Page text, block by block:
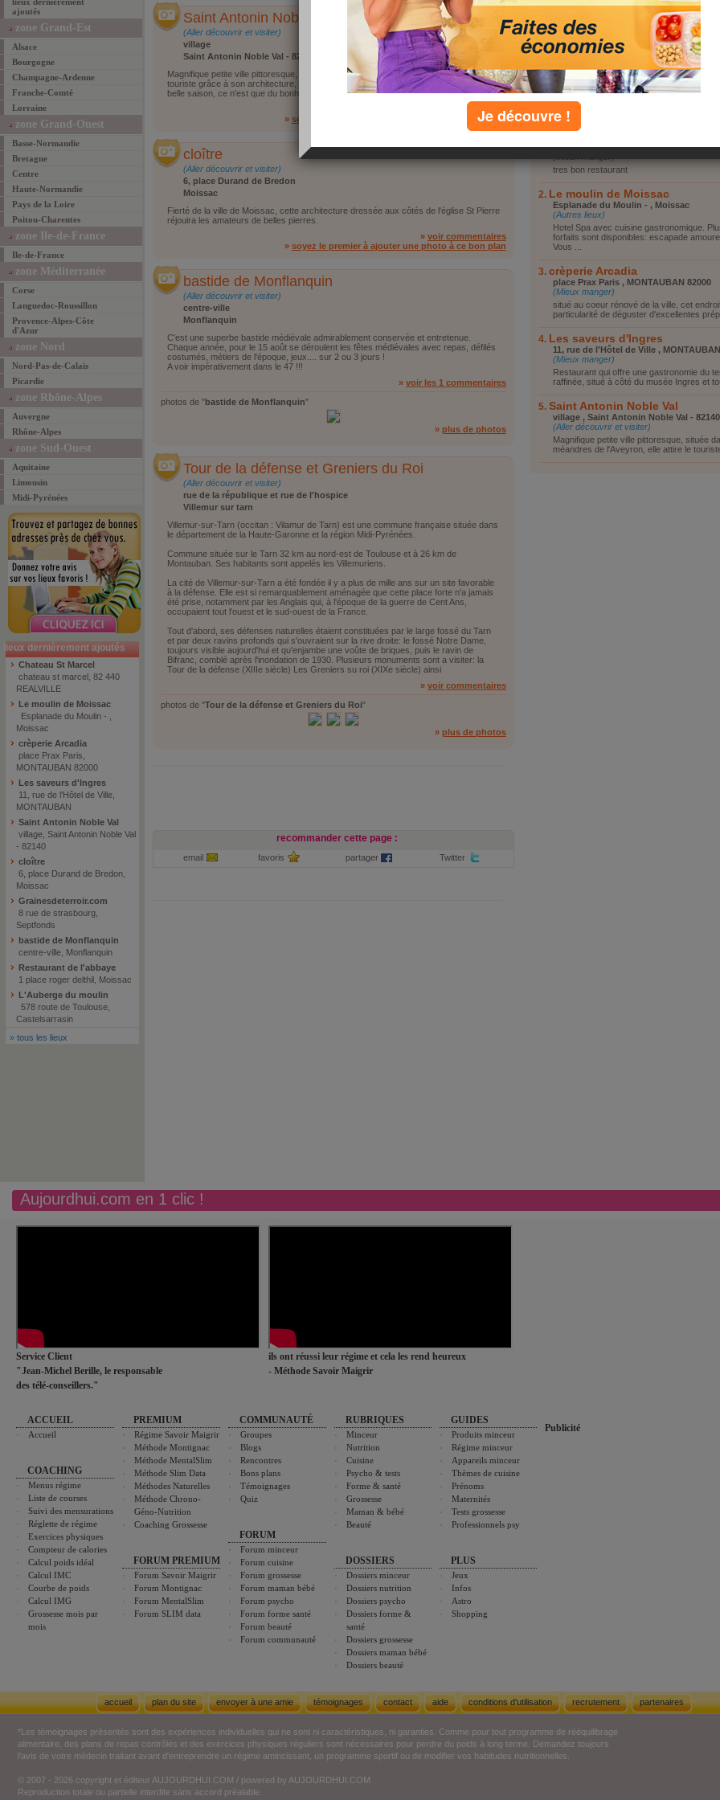
ajoutés
zone Grand-Est
Alsace
Bourgogne
Champagne-Ardenne
Franche-Comté
Lorraine
zone Grand-Ouest
Basse-Normandie
Bretagne
Centre
Haute-Normandie
Pays de la Loire
Poitou-Charentes
zone Ile-de-France
Ile-de-France
zone Méditerranée
Corse
Languedoc-Roussillon
Provence-Alpes-Côte
d'Azur
zone Nord
Nord-Pas-de-Calais
Picardie
zone Rhône-Alpes
Auvergne
Rhône-Alpes
zone Sud-Ouest
Aquitaine
Limousin
Midi-Pyrénées
lieux dernièrement ajoutés
Chateau St Marcel
chateau st marcel, 82 440
REALVILLE
Le moulin de Moissac
Esplanade du Moulin - ,
Moissac
crèperie Arcadia
place Prax Paris,
MONTAUBAN 82000
Les saveurs d'Ingres
11, rue de l'Hôtel de Ville,
MONTAUBAN
Saint Antonin Noble Val
village, Saint Antonin Noble Val
- 82140
cloître
6, place Durand de Bredon,
Moissac
Grainesdeterroir.com
8 rue de strasbourg,
Septfonds
bastide de Monflanquin
centre-ville, Monflanquin
Restaurant de l'abbaye
1 place roger delthil, Moissac
L'Auberge du moulin
578 route de Toulouse,
Castelsarrasin
» tous les lieux
Saint Antonin Noble Val
(Aller découvrir et visiter)
village
Saint Antonin Noble Val - 82140
Magnifique petite ville pittoresque, située dans les méandres de l'Aveyron, elle attire le
touriste grâce à son architecture, son marché dominical, à ses manifestations. A la
belle saison, ce n'est que du bonheur !
voir commentaires
» soyez le premier à ajouter une photo à ce bon plan
cloître
(Aller découvrir et visiter)
6, place Durand de Bredon
Moissac
Fierté de la ville de Moissac, cette architecture dressée aux côtés de l'église St Pierre
réjouira les amateurs de belles pierres.
» voir commentaires
» soyez le premier à ajouter une photo à ce bon plan
bastide de Monflanquin
(Aller découvrir et visiter)
centre-ville
Monflanquin
C'est une superbe bastide médiévale admirablement conservée et entretenue.
Chaque année, pour le 15 août se déroulent les fêtes médiévales avec repas, défilés
costumés, métiers de l'époque, jeux.... sur 2 ou 3 jours !
A voir impérativement dans le 47 !!!
» voir les 1 commentaires
photos de "bastide de Monflanquin"
» plus de photos
Tour de la défense et Greniers du Roi
(Aller découvrir et visiter)
rue de la république et rue de l'hospice
Villemur sur tarn
Villemur-sur-Tarn (occitan : Vilamur de Tarn) est une commune française située dans
le département de la Haute-Garonne et la région Midi-Pyrénées.
Commune située sur le Tarn 32 km au nord-est de Toulouse et à 26 km de
Montauban. Ses habitants sont appelés les Villemuriens.
La cité de Villemur-sur-Tarn a été fondée il y a plus de mille ans sur un site favorable
à la défense. Elle est si remarquablement aménagée que cette place forte n'a jamais
été prise, notamment par les Anglais qui, à l'époque de la guerre de Cent Ans,
occupaient tout l'ouest et le sud-ouest de la France.
Tout d'abord, ses défenses naturelles étaient constituées par le large fossé du Tarn
et par deux ravins profonds qui s'ouvraient sur la rive droite: le fossé Notre Dame,
toujours visible aujourd'hui et qu'enjambe une voûte de briques, puis le ravin de
Bifranc, comblé après l'inondation de 1930. Plusieurs monuments sont a visiter: la
Tour de la défense (XIIIe siècle) Les Greniers su roi (XIXe siècle) ainsi
» voir commentaires
photos de "Tour de la défense et Greniers du Roi"
» plus de photos
recommander cette page :
email favoris partager Twitter
Visiter le coin
Faire du shopping
Autre
top lieux
chateau st marcel , 82 440 REALVILLE
tres bon restaurant
Le moulin de Moissac
Esplanade du Moulin - , Moissac
(Autres lieux)
Hotel Spa avec cuisine gastronomique.
forfaits sont disponibles: escapade
Vous ...
crèperie Arcadia
place Prax Paris , MONTAUBAN 82000
(Mieux manger)
situé au coeur rénové de la ville, cet
particularité de déguster d'excellentes
Les saveurs d'Ingres
11, rue de l'Hôtel de Ville , MONTAUBAN
(Mieux manger)
Restaurant qui offre une gastronomie du
raffinée, situé à côté du musée Ingres et
Saint Antonin Noble Val
village , Saint Antonin Noble Val - 82140
(Aller découvrir et visiter)
Magnifique petite ville pittoresque, située
méandres de l'Aveyron, elle attire le touriste
Aujourdhui.com en 1 clic !
Service Client
"Jean-Michel Berille, le responsable
des télé-conseillers."
ils ont réussi leur régime et cela les rend heureux
- Méthode Savoir Maigrir
ACCUEIL
Accueil
COACHING
Menus régime
Liste de courses
Suivi des mensurations
Réglette de régime
Exercices physiques
Compteur de calories
Calcul poids idéal
Calcul IMC
Courbe de poids
Calcul IMG
Grossesse mois par
mois
PREMIUM
Régime Savoir Maigrir
Méthode Montignac
Méthode MentalSlim
Méthode Slim Data
Méthodes Naturelles
Méthode Chrono-
Géno-Nutrition
Coaching Grossesse
FORUM PREMIUM
Forum Savoir Maigrir
Forum Montignac
Forum MentalSlim
Forum SLIM data
COMMUNAUTÉ
Groupes
Blogs
Rencontres
Bons plans
Témoignages
Quiz
FORUM
Forum minceur
Forum cuisine
Forum grossesse
Forum maman bébé
Forum psycho
Forum forme santé
Forum beauté
Forum communauté
RUBRIQUES
Minceur
Nutrition
Cuisine
Psycho & tests
Forme & santé
Grossesse
Maman & bébé
Beauté
DOSSIERS
Dossiers minceur
Dossiers nutrition
Dossiers psycho
Dossiers forme &
santé
Dossiers grossesse
Dossiers maman bébé
Dossiers beauté
GUIDES
Produits minceur
Régime minceur
Appareils minceur
Thèmes de cuisine
Prénoms
Maternités
Tests grossesse
Professionnels psy
PLUS
Jeux
Infos
Astro
Shopping
Publicité
accueil plan du site envoyer à une amie témoignages contact aide conditions d'utilisation recrutement partenaires
*Les témoignages présentés sont des expériences individuelles qui ne sont ni caractéristiques, ni garanties. Comme pour tout programme de rééquilibrage
alimentaire, des plans de repas contrôlés et des exercices physiques réguliers sont nécessaires pour perdre du poids à long terme. Demandez toujours
l'avis de votre médecin traitant avant d'entreprendre un régime amincissant, un programme sportif ou de modifier vos habitudes nutritionnelles.
© 2007 - 2026 copyright et éditeur AUJOURDHUI.COM / powered by AUJOURDHUI.COM
Reproduction totale ou partielle interdite sans accord préalable.
Je découvre !